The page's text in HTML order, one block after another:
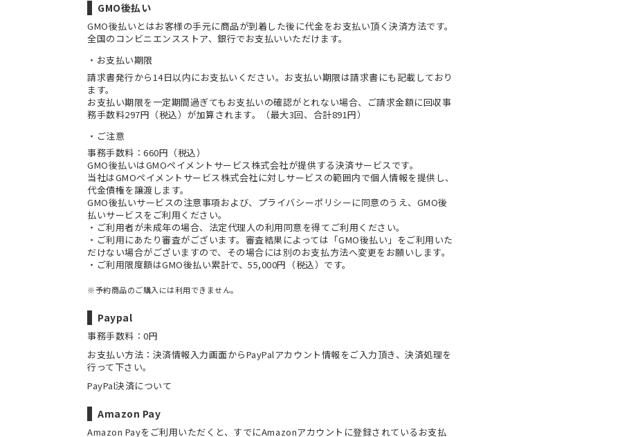
GMO後払い
GMO後払いとはお客様の手元に商品が到着した後に代金をお支払い頂く決済方法です。
全国のコンビニエンスストア、銀行でお支払いいただけます。
お支払い期限
請求書発行から14日以内にお支払いください。お支払い期限は請求書にも記載しており
ます。
お支払い期限を一定期間過ぎてもお支払いの確認がとれない場合、ご請求金額に回収事
務手数料297円（税込）が加算されます。（最大3回、合計891円）
ご注意
事務手数料：660円（税込）
GMO後払いはGMOペイメントサービス株式会社が提供する決済サービスです。
当社はGMOペイメントサービス株式会社に対しサービスの範囲内で個人情報を提供し、
代金債権を譲渡します。
GMO後払いサービスの注意事項および、 プライバシーポリシーに同意のうえ、GMO後
払いサービスをご利用ください。
・ご利用者が未成年の場合、法定代理人の利用同意を得てご利用ください。
・ご利用にあたり審査がございます。審査結果によっては「GMO後払い」をご利用いた
だけない場合がございますので、その場合には別のお支払方法へ変更をお願いします。
・ご利用限度額はGMO後払い累計で、55,000円（税込）です。
※予約商品のご購入には利用できません。
Paypal
事務手数料：0円
お支払い方法：決済情報入力画面からPayPalアカウント情報をご入力頂き、決済処理を
行って下さい。
PayPal決済について
Amazon Pay
Amazon Payをご利用いただくと、すでにAmazonアカウントに登録されているお支払